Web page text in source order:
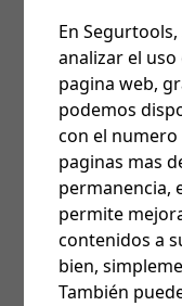
de una
Como saber
Admin Ago
Algorinet Fuego
Parsoft
En
analizar el
pagina web,
podemos
con el numero
paginas mas
permanencia,
permite
contenidos a
bien,
También